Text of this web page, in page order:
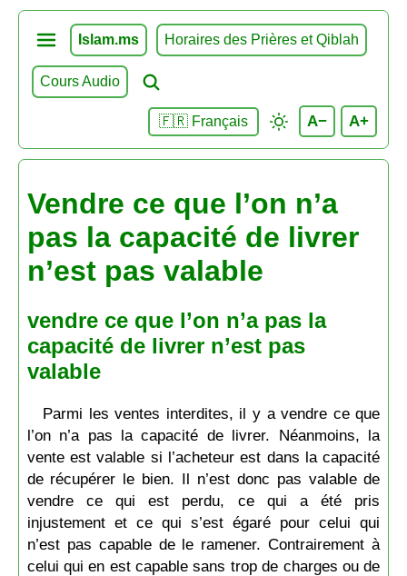
Islam.ms Horaires des Prières et Qiblah
Cours Audio
🇫🇷 Français A− A+
Vendre ce que l’on n’a
pas la capacité de livrer
n’est pas valable
vendre ce que l’on n’a pas la
capacité de livrer n’est pas
valable
Parmi les ventes interdites, il y a vendre ce que
l’on n’a pas la capacité de livrer. Néanmoins, la
vente est valable si l’acheteur est dans la capacité
de récupérer le bien. Il n’est donc pas valable de
vendre ce qui est perdu, ce qui a été pris
injustement et ce qui s’est égaré pour celui qui
n’est pas capable de le ramener. Contrairement à
celui qui en est capable sans trop de charges ou de